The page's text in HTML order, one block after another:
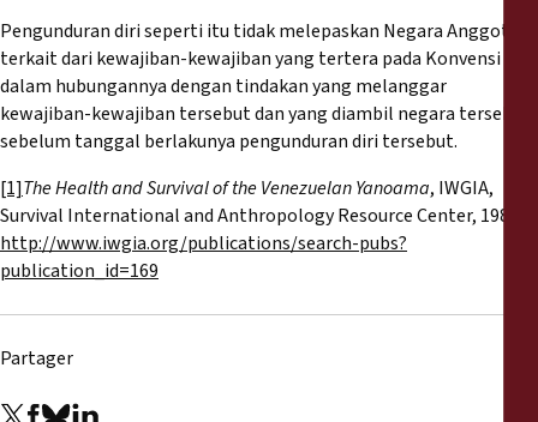
Pengunduran diri seperti itu tidak melepaskan Negara Anggota
terkait dari kewajiban-kewajiban yang tertera pada Konvensi ini
dalam hubungannya dengan tindakan yang melanggar
kewajiban-kewajiban tersebut dan yang diambil negara tersebut
sebelum tanggal berlakunya pengunduran diri tersebut.
[1]The Health and Survival of the Venezuelan Yanoama, IWGIA,
Survival International and Anthropology Resource Center, 1985,
http://www.iwgia.org/publications/search-pubs?
publication_id=169
Partager